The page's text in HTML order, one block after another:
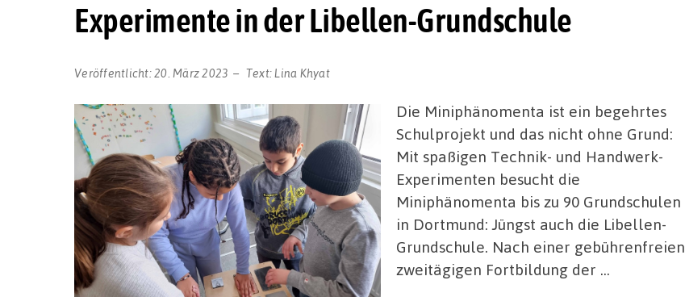
Experimente in der Libellen-Grundschule
Veröffentlicht:20. März 2023 Text:Lina Khyat
Die Miniphänomenta ist ein begehrtes
Schulprojekt und das nicht ohne Grund:
Mit spaßigen Technik- und Handwerk-
Experimenten besucht die
Miniphänomenta bis zu 90 Grundschulen
in Dortmund: Jüngst auch die Libellen-
Grundschule. Nach einer gebührenfreien
zweitägigen Fortbildung der …